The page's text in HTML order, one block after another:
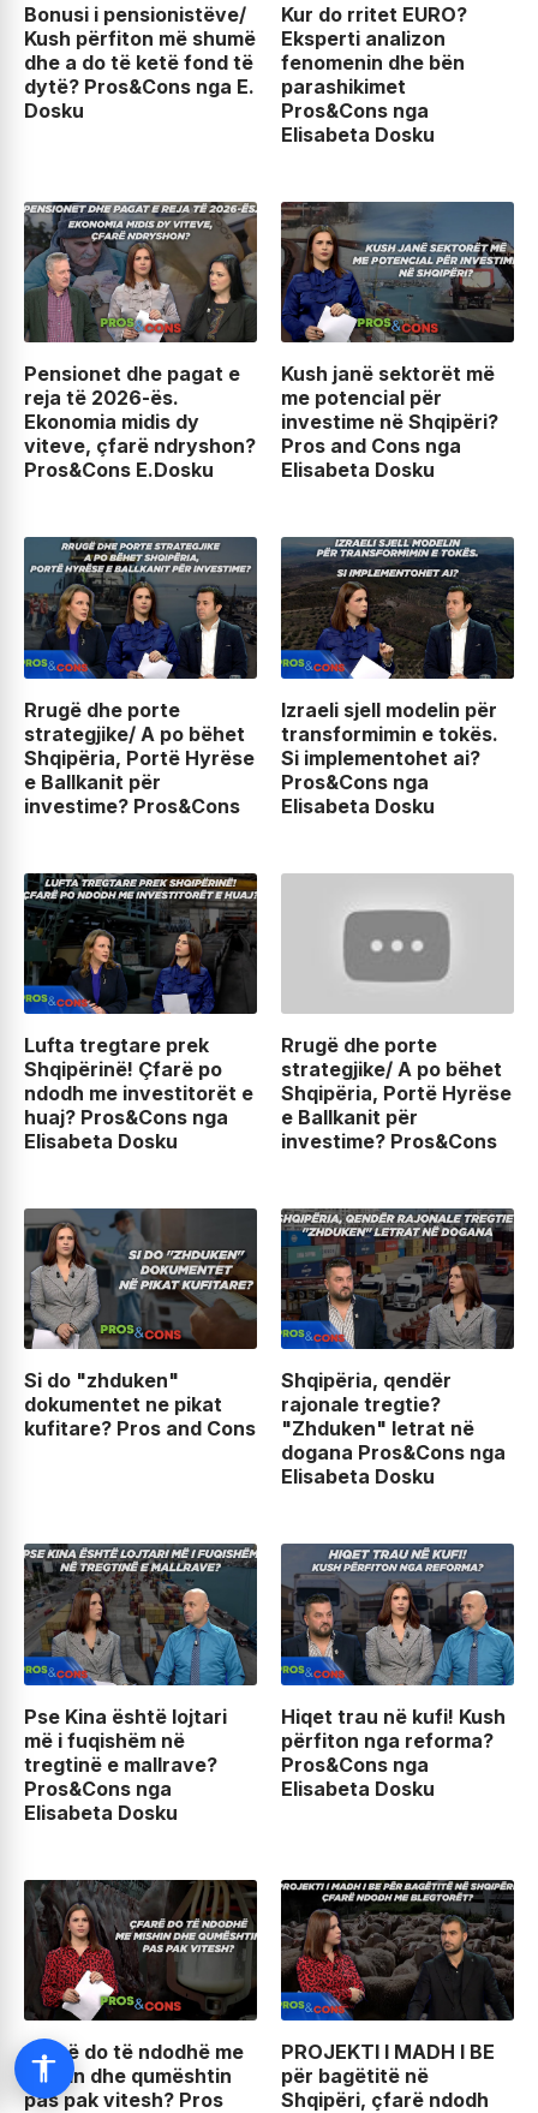
Bonusi i pensionistëve/
Kush përfiton më shumë
dhe a do të ketë fond të
dytë? Pros&Cons nga E.
Dosku
Kur do rritet EURO?
Eksperti analizon
fenomenin dhe bën
parashikimet
Pros&Cons nga
Elisabeta Dosku
Pensionet dhe pagat e
reja të 2026-ës.
Ekonomia midis dy
viteve, çfarë ndryshon?
Pros&Cons E.Dosku
Kush janë sektorët më
me potencial për
investime në Shqipëri?
Pros and Cons nga
Elisabeta Dosku
Rrugë dhe porte
strategjike/ A po bëhet
Shqipëria, Portë Hyrëse
e Ballkanit për
investime? Pros&Cons
Izraeli sjell modelin për
transformimin e tokës.
Si implementohet ai?
Pros&Cons nga
Elisabeta Dosku
Lufta tregtare prek
Shqipërinë! Çfarë po
ndodh me investitorët e
huaj? Pros&Cons nga
Elisabeta Dosku
Rrugë dhe porte
strategjike/ A po bëhet
Shqipëria, Portë Hyrëse
e Ballkanit për
investime? Pros&Cons
Si do "zhduken"
dokumentet ne pikat
kufitare? Pros and Cons
Shqipëria, qendër
rajonale tregtie?
"Zhduken" letrat në
dogana Pros&Cons nga
Elisabeta Dosku
Pse Kina është lojtari
më i fuqishëm në
tregtinë e mallrave?
Pros&Cons nga
Elisabeta Dosku
Hiqet trau në kufi! Kush
përfiton nga reforma?
Pros&Cons nga
Elisabeta Dosku
Çfarë do të ndodhë me
mishin dhe qumështin
pas pak vitesh? Pros
PROJEKTI I MADH I BE
për bagëtitë në
Shqipëri, çfarë ndodh